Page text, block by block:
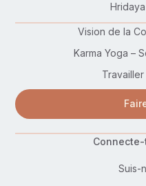
Vision de la
Karma Yoga –
Suis-